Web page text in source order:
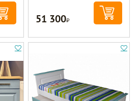
51 300Р